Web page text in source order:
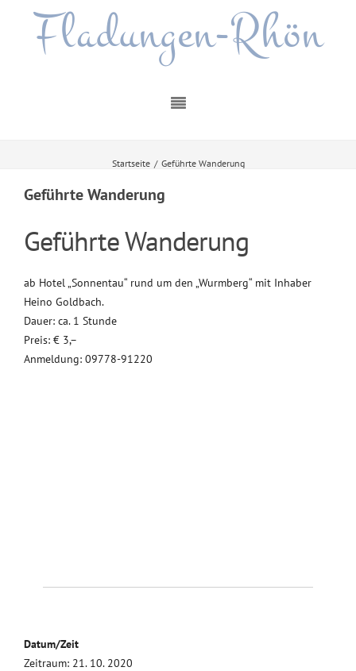
Fladungen-Rhön
Startseite / Geführte Wanderung
Geführte Wanderung
Geführte Wanderung
ab Hotel „Sonnentau“ rund um den „Wurmberg“ mit Inhaber
Heino Goldbach.
Dauer: ca. 1 Stunde
Preis: € 3,–
Anmeldung: 09778-91220
Datum/Zeit
Zeitraum: 21. 10. 2020